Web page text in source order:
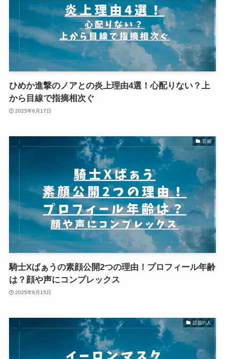
ひめか進撃のノアとの炎上理由4選！心配りない？上
から目線で指摘相次ぐ
2025年6月17日
芸能
騎士Xばぁうの素顔公開2つの理由！プロフィール年齢
は？顔や声にコンプレックス
2025年6月15日
話題の人